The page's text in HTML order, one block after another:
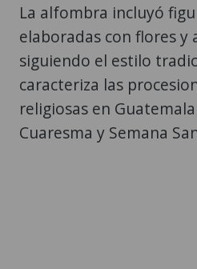
La alfombra incluyó
elaboradas con flores y
siguiendo el estilo
caracteriza las
religiosas en
Cuaresma y Semana